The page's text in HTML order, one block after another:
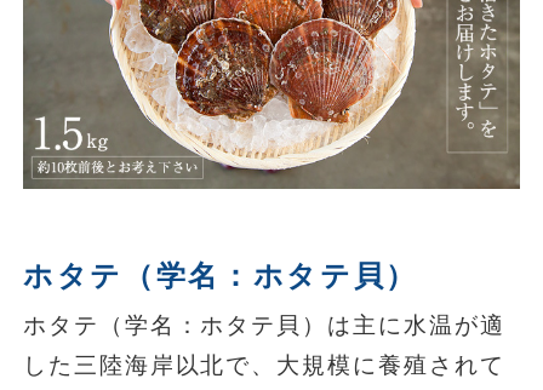
ホタテ（学名：ホタテ貝）
ホタテ（学名：ホタテ貝）は主に水温が適
した三陸海岸以北で、大規模に養殖されて